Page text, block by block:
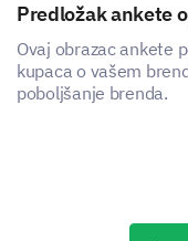
More Expensive
About the Same
Predložak ankete
Ovaj obrazac ankete
kupaca o vašem
poboljšanje brenda.